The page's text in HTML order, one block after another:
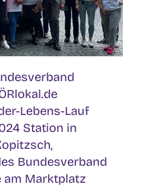
Lebens-Lauf
Station in
Bundesverband
am Marktplatz